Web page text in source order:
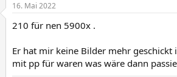
16. Mai 2022
210 für nen 5900x .
Er hat mir keine Bilder mehr
mit pp für waren was wäre dann